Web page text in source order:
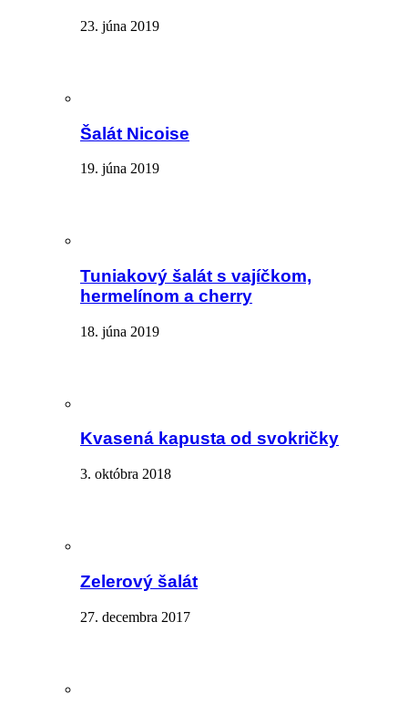
23. júna 2019
Šalát Nicoise
19. júna 2019
Tuniakový šalát s vajíčkom,
hermelínom a cherry
18. júna 2019
Kvasená kapusta od svokričky
3. októbra 2018
Zelerový šalát
27. decembra 2017